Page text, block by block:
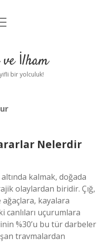
İlham
bir yolculuk!
Nelerdir
kalmak, doğada
olaylardan biridir. Çığ,
ağaçlara, kayalara
canlıları uçurumlara
%30’u bu tür darbeler
travmalardan